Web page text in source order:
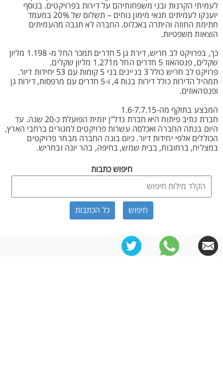
לעמיתי הקרנות ובני משפחותיהם על דירות בפרויקטים. בנוסף
יוענקו לעמיתים תנאי מימון נוחים – תשלום של 20% במעמד
חתימת החוזה והיתרה באכלוס. החברה לא תגבה מהעמיתים
הוצאות משפטיות.
כך, בפרויקט לב חריש, דירת גן 5 חדרים תמכר החל מ- 1.198 מליון
שקלים, פנטהאוז 5 חדרים החל מ1.271 מליון שקלים.
פרויקט לב חריש כולל 3 בניינים בני 5 קומות עם 53 יחידות דיור.
תמהיל הדירות כולל דירות בנות 4, ו-5 חדרים עם מרפסות, דירות גן
ופנטהאוזים.
המבצע בתוקף מה-1.6-7.7.15
חברת נתיב פיתוח היא חברת נדל"ן יזמית הפועלת כ-20 שנה. עד
היום בנתה החברה ואכלסה עשרות פרויקטים למגורים ברחבי הארץ,
הכוללים אלפי יחידות דיור. כיום בונה החברה מבחר פרויקטים
במצליח, ברחובות, בבית שמש, בחיפה, בהר יונה ובחריש.
חיפוש כתבות
כל הכתבות